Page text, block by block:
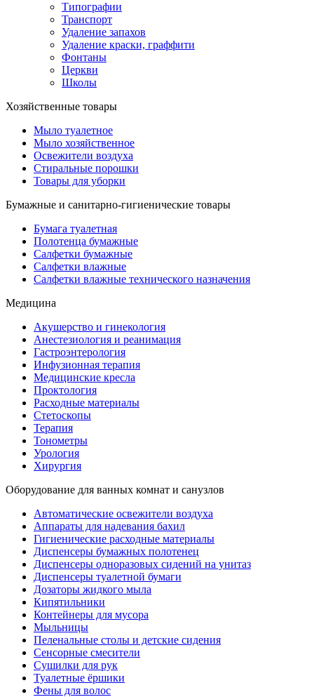
Типографии
Транспорт
Удаление запахов
Удаление краски, граффити
Фонтаны
Церкви
Школы
Хозяйственные товары
Мыло туалетное
Мыло хозяйственное
Освежители воздуха
Стиральные порошки
Товары для уборки
Бумажные и санитарно-гигиенические товары
Бумага туалетная
Полотенца бумажные
Салфетки бумажные
Салфетки влажные
Салфетки влажные технического назначения
Медицина
Акушерство и гинекология
Анестезиология и реанимация
Гастроэнтерология
Инфузионная терапия
Медицинские кресла
Проктология
Расходные материалы
Стетоскопы
Терапия
Тонометры
Урология
Хирургия
Оборудование для ванных комнат и санузлов
Автоматические освежители воздуха
Аппараты для надевания бахил
Гигиенические расходные материалы
Диспенсеры бумажных полотенец
Диспенсеры одноразовых сидений на унитаз
Диспенсеры туалетной бумаги
Дозаторы жидкого мыла
Кипятильники
Контейнеры для мусора
Мыльницы
Пеленальные столы и детские сидения
Сенсорные смесители
Сушилки для рук
Туалетные ёршики
Фены для волос